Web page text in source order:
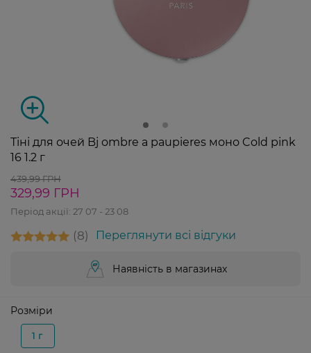
Тіні для очей Bj ombre a paupieres моно Cold pink
16 1.2 г
439,99 ГРН
329,99 ГРН
Період акції: 27 07 - 23 08
8 Переглянути всі відгуки
Наявність в магазинах
Розміри
1 г